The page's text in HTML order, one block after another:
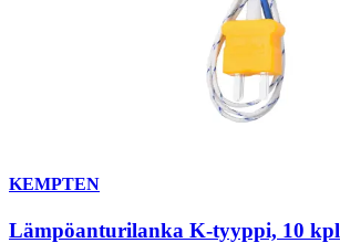
KEMPTEN
Lämpöanturilanka K-tyyppi, 10 kpl